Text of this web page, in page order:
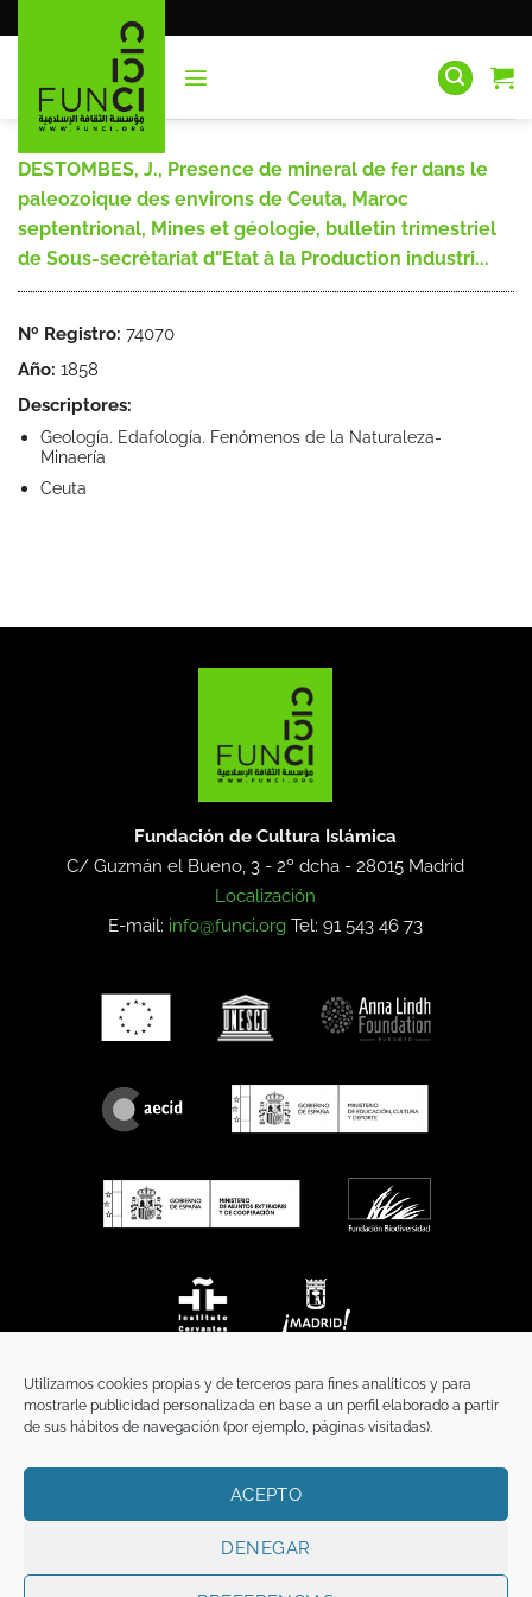
Utilizamos cookies propias y de terceros para fines analíticos y para
mostrarle publicidad personalizada en base a un perfil elaborado a partir
de sus hábitos de navegación (por ejemplo, páginas visitadas).
ACEPTO
DENEGAR
al
DESTOMBES, J., Presence de mineral de fer dans le
paleozoique des environs de Ceuta, Maroc
septentrional, Mines et géologie, bulletin trimestriel
de Sous-secrétariat d"Etat à la Production industri...
Nº Registro: 74070
Año: 1858
Descriptores:
Geología. Edafología. Fenómenos de la Naturaleza-
Minaería
Ceuta
Fundación de Cultura Islámica
C/ Guzmán el Bueno, 3 - 2º dcha -28015 Madrid
Localización
E-mail: info@funci.org Tel: 91 543 46 73
TÉRMINOS Y CONDICIONES
Copyright 2026 ©FunciFUNCI es titular de los derechos de propiedad